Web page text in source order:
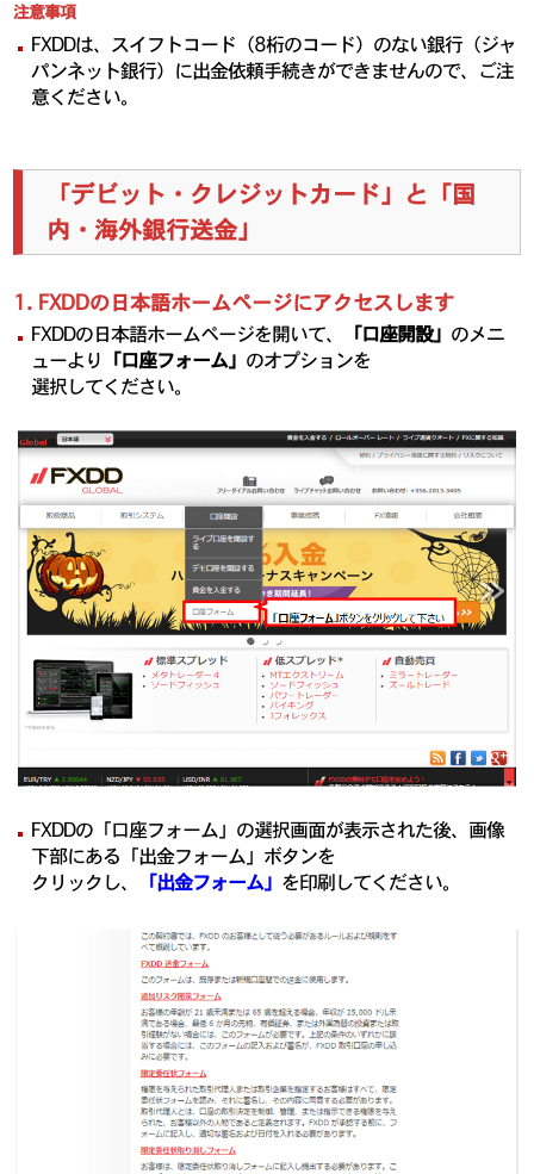
注意事項
FXDDは、スイフトコード（8桁のコード）のない銀行（ジャ
パンネット銀行）に出金依頼手続きができませんので、ご注
意ください。
「デビット・クレジットカード」と「国
内・海外銀行送金」
1. FXDDの日本語ホームページにアクセスします
FXDDの日本語ホームページを開いて、 「口座開設」 のメニ
ューより 「口座フォーム」 のオプションを
選択してください。
FXDDの「口座フォーム」の選択画面が表示された後、画像
下部にある「出金フォーム」ボタンを
クリックし、
「出金フォーム」 を印刷してください。